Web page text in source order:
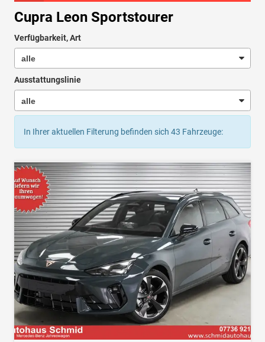
Cupra Leon Sportstourer
Verfügbarkeit, Art
Ausstattungslinie
In Ihrer aktuellen Filterung befinden sich 43 Fahrzeuge: